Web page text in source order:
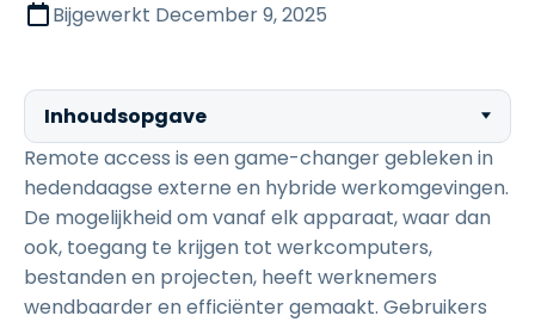
Bijgewerkt December 9, 2025
Inhoudsopgave
Remote access is een game-changer gebleken in
hedendaagse externe en hybride werkomgevingen.
De mogelijkheid om vanaf elk apparaat, waar dan
ook, toegang te krijgen tot werkcomputers,
bestanden en projecten, heeft werknemers
wendbaarder en efficiënter gemaakt. Gebruikers